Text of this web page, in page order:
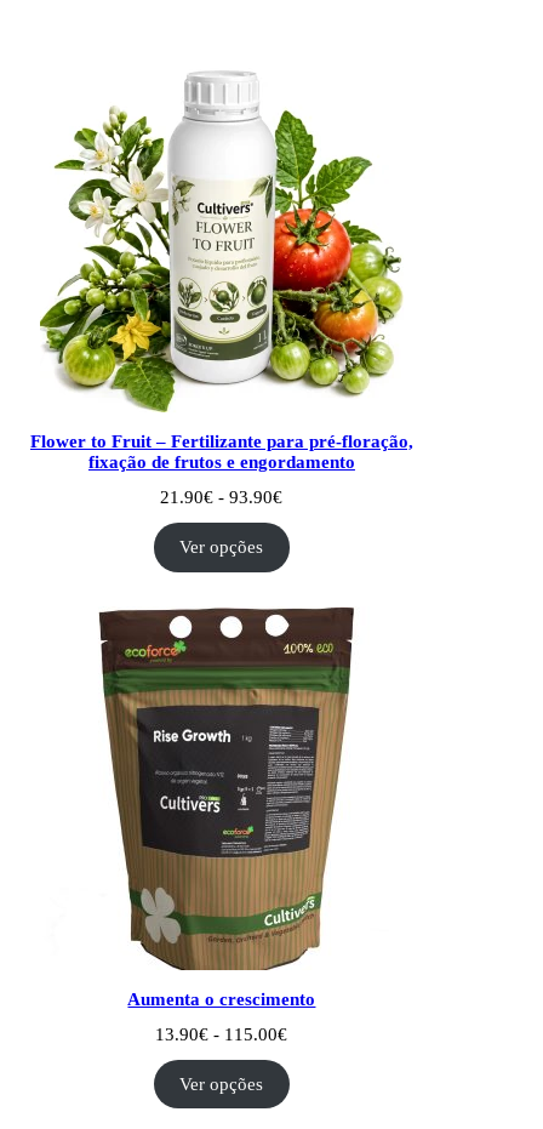
Flower to Fruit – Fertilizante para pré-floração,
fixação de frutos e engordamento
21.90€ - 93.90€Intervalo
preços:
21.90€
Ver opções
Aumenta o crescimento
13.90€ - 115.00€Intervalo
preços:
13.90€
Ver opções